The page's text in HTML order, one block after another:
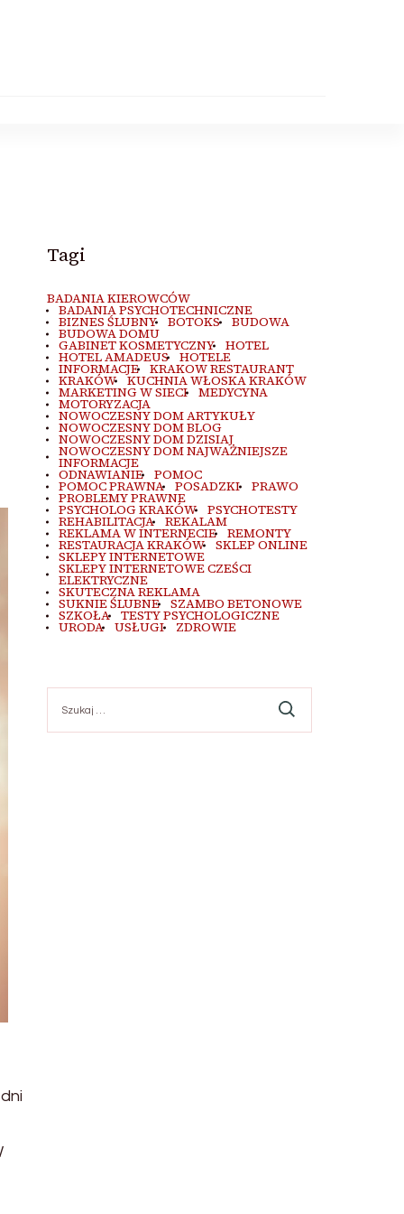
Tagi
BADANIA KIEROWCÓW
BADANIA PSYCHOTECHNICZNE
BIZNES ŚLUBNY BOTOKS BUDOWA
BUDOWA DOMU
GABINET KOSMETYCZNY HOTEL
HOTEL AMADEUS HOTELE
INFORMACJE KRAKOW RESTAURANT
KRAKÓW KUCHNIA WŁOSKA KRAKÓW
MARKETING W SIECI MEDYCYNA
MOTORYZACJA
NOWOCZESNY DOM ARTYKUŁY
NOWOCZESNY DOM BLOG
NOWOCZESNY DOM DZISIAJ
NOWOCZESNY DOM NAJWAŻNIEJSZE
INFORMACJE
ODNAWIANIE POMOC
POMOC PRAWNA POSADZKI PRAWO
PROBLEMY PRAWNE
PSYCHOLOG KRAKÓW PSYCHOTESTY
REHABILITACJA REKALAM
REKLAMA W INTERNECIE REMONTY
RESTAURACJA KRAKÓW SKLEP ONLINE
SKLEPY INTERNETOWE
SKLEPY INTERNETOWE CZEŚCI
ELEKTRYCZNE
SKUTECZNA REKLAMA
SUKNIE ŚLUBNE SZAMBO BETONOWE
SZKOŁA TESTY PSYCHOLOGICZNE
URODA USŁUGI ZDROWIE